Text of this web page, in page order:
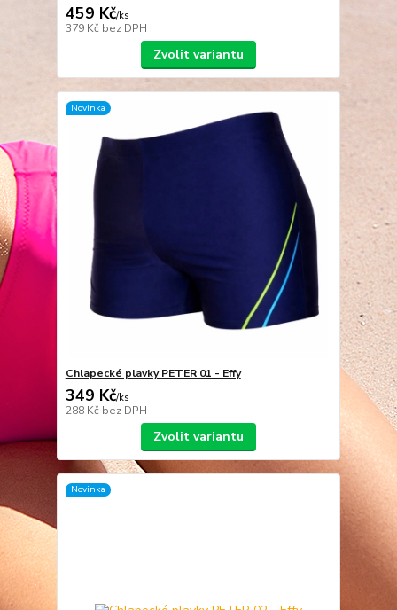
459 Kč/ks
379 Kč bez DPH
Zvolit variantu
Novinka
Chlapecké plavky PETER 01 - Effy
349 Kč/ks
288 Kč bez DPH
Zvolit variantu
Novinka